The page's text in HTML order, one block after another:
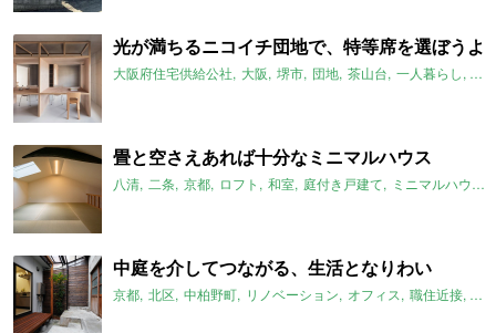
光が満ちるニコイチ団地で、特等席を選ぼうよ
大阪府住宅供給公社 大阪 堺市 団地 茶山台 一人暮らし 二
畳と空さえあれば十分なミニマルハウス
八清 二条 京都 ロフト 和室 庭付き戸建て ミニマルハウス
中庭を介してつながる、生活となりわい
京都 北区 中柏野町 リノベーション オフィス 職住近接 工